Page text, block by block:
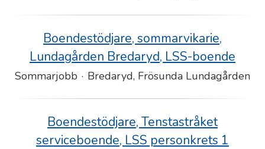
Boendestödjare, sommarvikarie,
Lundagården Bredaryd, LSS-boende
Sommarjobb · Bredaryd, Frösunda Lundagården
Boendestödjare, Tenstastråket
serviceboende, LSS personkrets 1